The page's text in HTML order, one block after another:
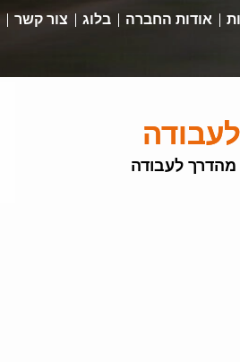
אודות החברה בלוג צור קשר
מהדרך לעבודה